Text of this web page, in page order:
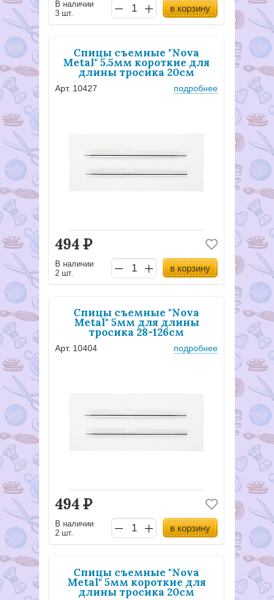
В наличии
3 шт.
в корзину
Спицы съемные "Nova
Metal" 5.5мм короткие для
длины тросика 20см
Арт. 10427 подробнее
494Р
В наличии
2 шт.
в корзину
Спицы съемные "Nova
Metal" 5мм для длины
тросика 28-126см
Арт. 10404 подробнее
494Р
В наличии
2 шт.
в корзину
Спицы съемные "Nova
Metal" 5мм короткие для
длины тросика 20см